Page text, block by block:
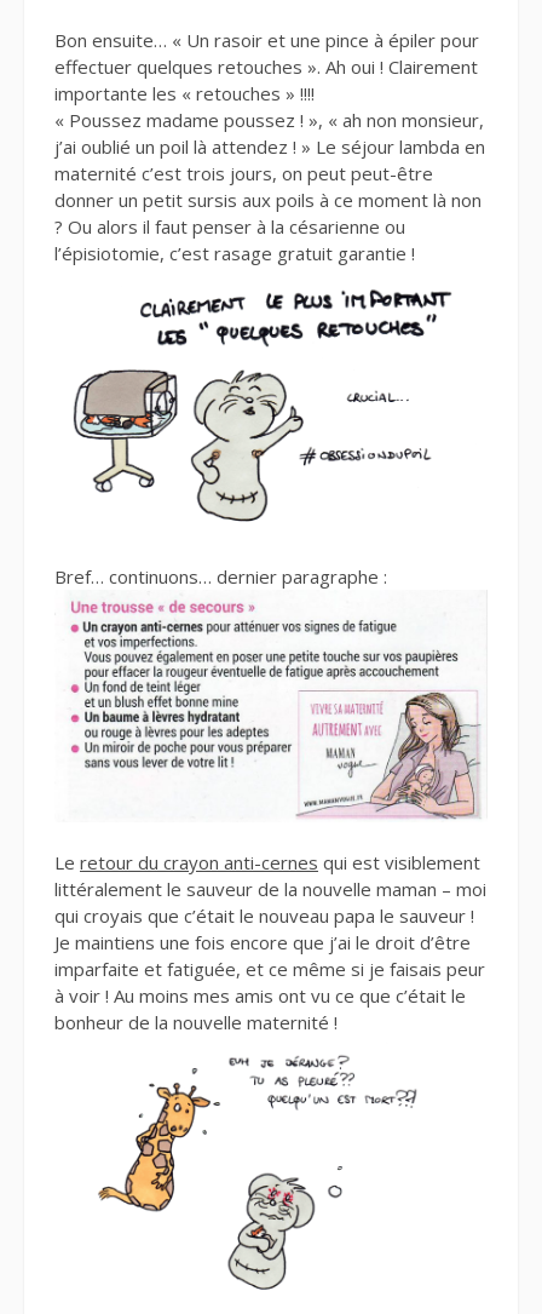
Bon ensuite… « Un rasoir et une pince à épiler pour
effectuer quelques retouches ». Ah oui ! Clairement
importante les « retouches » !!!!
« Poussez madame poussez ! », « ah non monsieur,
j’ai oublié un poil là attendez ! » Le séjour lambda en
maternité c’est trois jours, on peut peut-être
donner un petit sursis aux poils à ce moment là non
? Ou alors il faut penser à la césarienne ou
l’épisiotomie, c’est rasage gratuit garantie !
Bref… continuons… dernier paragraphe :
Le retour du crayon anti-cernes qui est visiblement
littéralement le sauveur de la nouvelle maman – moi
qui croyais que c’était le nouveau papa le sauveur !
Je maintiens une fois encore que j’ai le droit d’être
imparfaite et fatiguée, et ce même si je faisais peur
à voir ! Au moins mes amis ont vu ce que c’était le
bonheur de la nouvelle maternité !